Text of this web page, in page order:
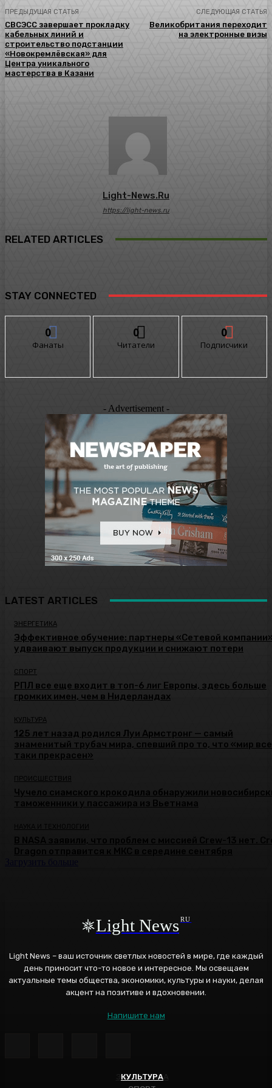
ПРЕДЫДУЩАЯ СТАТЬЯ
СВСЭСС завершает прокладку
кабельных линий и
строительство подстанции
«Новокремлёвская» для
Центра уникального
мастерства в Казани
СЛЕДУЮЩАЯ СТАТЬЯ
Великобритания переходит
на электронные визы
Light-News.ru
https://light-news.ru
RELATED ARTICLES
ЭНЕРГЕТИКА
КУЛЬТУРА
STAY CONNECTED
0
Фанаты
0
Читатели
0
Подписчики
- Advertisement -
LATEST ARTICLES
ЭНЕРГЕТИКА
Эффективное обучение: партнеры «Сетевой
удваивают выпуск продукции и снижают потери
СПОРТ
РПЛ все еще входит в топ-6 лиг Европы, здесь больше
громких имен, чем в Нидерландах
КУЛЬТУРА
125 лет назад родился Луи Армстронг — самый
знаменитый трубач мира, спевший про то, что «мир
таки прекрасен»
ПРОИСШЕСТВИЯ
Чучело сиамского крокодила обнаружили
таможенники у пассажира из Вьетнама
Light NewsRU
Light News – ваш источник светлых новостей в мире, где каждый
день приносит что-то новое и интересное. Мы освещаем
актуальные темы общества, экономики, культуры и науки, делая
акцент на позитиве и вдохновении.
Напишите нам